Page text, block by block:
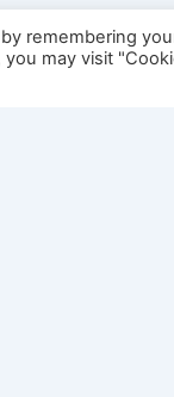
remembering
may visit